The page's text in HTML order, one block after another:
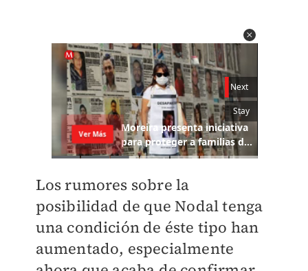
Los rumores sobre la
posibilidad de que Nodal tenga
una condición de éste tipo han
aumentado, especialmente